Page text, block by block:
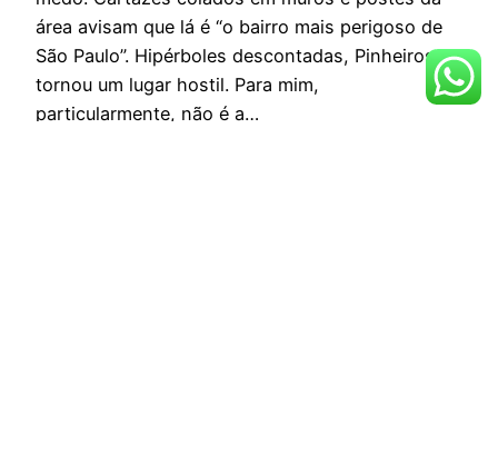
área avisam que lá é “o bairro mais perigoso de
São Paulo”. Hipérboles descontadas, Pinheiros se
tornou um lugar hostil. Para mim,
particularmente, não é a…